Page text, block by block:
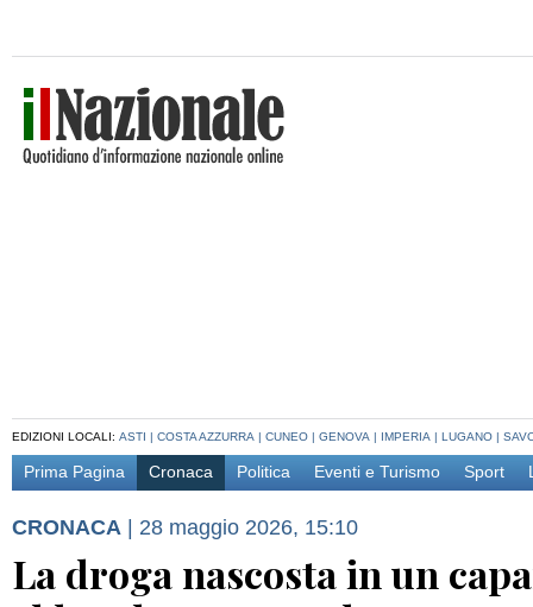
EDIZIONI LOCALI: ASTI | COSTA AZZURRA | CUNEO | GENOVA | IMPERIA | LUGANO |
Prima Pagina Cronaca Politica Eventi e Turismo Sport
CRONACA | 28 maggio 2026, 15:10
La droga nascosta in un